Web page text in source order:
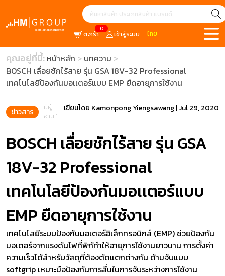
0
ตะกร้า เข้าสู่ระบบ ไทย
คุณอยู่ที่นี้: หน้าหลัก
บทความ
BOSCH เลื่อยชักไร้สาย รุ่น GSA 18V-32 Professional
เทคโนโลยีป้องกันมอเเตอร์แบบ EMP ยืดอายุการใช้งาน
ข่าวสาร
มีผู้
อ่าน 1
เขียนโดย Kamonpong Yiengsawang|Jul 29, 2020
BOSCH เลื่อยชักไร้สาย รุ่น GSA
18V-32 Professional
เทคโนโลยีป้องกันมอเเตอร์แบบ
EMP ยืดอายุการใช้งาน
เทคโนโลยีระบบป้องกันมอเตอร์อิเล็กทรอนิกส์ (EMP) ช่วยป้องกัน
มอเตอร์จากแรงดันไฟที่พิกัทำให้อายุการใช้งานยาวนาน การตั้งค่า
ความเร็วได้สำหรับวัสดุที่ต้องตัดแตกต่างกัน ด้ามจับแบบ
softgrip เหมาะมือป้องกันการลื่นในการจับระหว่างการใช้งาน